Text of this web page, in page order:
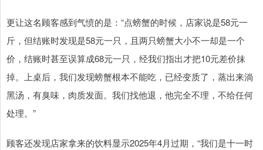
更让这名顾客感到气愤的是：“点螃蟹的时候，店家说是58元一
斤，但结账时发现是58元一只，且两只螃蟹大小不一却是一个
价，结账时甚至误算成68元一只，经我们指出才把10元差价抹
掉。上桌后，我们发现螃蟹根本不能吃，已经变质了，蒸出来淌
黑汤，有臭味，肉质发面。我们找他退，他完全不理，不给任何
处理。”
顾客还发现店家拿来的饮料显示2025年4月过期，“我们是十一时